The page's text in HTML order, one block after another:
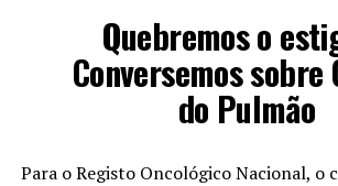
Quebremos o
Conversemos sobre
do Pulmão
Para o Registo Oncológico Nacional, o